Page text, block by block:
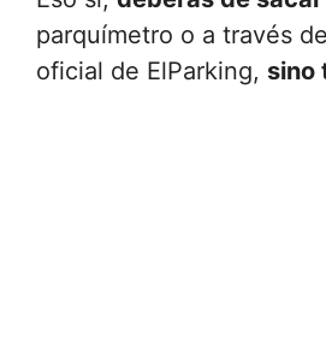
parquímetro o a través
oficial de ElParking, sino